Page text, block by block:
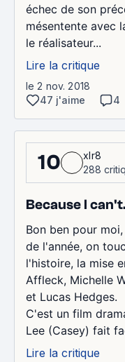
échec de son
mésentente avec
le réalisateur...
Lire la critique
le 2 nov. 2018
47 j'aime
4
10
xlr8
288
Because I
Bon ben pour
de l'année, on
l'histoire, la mise
Affleck, Michelle
et Lucas Hedges.
C'est un film
Lee (Casey) fait
Lire la critique